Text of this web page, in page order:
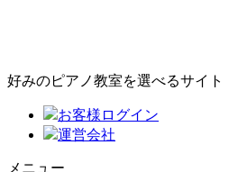
好みのピアノ教室を選べるサイト
お客様ログイン
運営会社
メニュー